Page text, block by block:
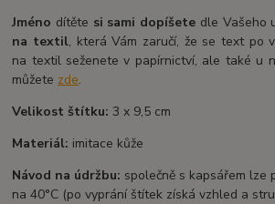
Jméno dítěte si sami dopíšete dle Vašeho
na textil, která Vám zaručí, že se text po
na textil seženete v papírnictví, ale také u
můžete zde.
Velikost štítku:3 x 9,5 cm
Materiál: imitace kůže
Návod na údržbu: společně s kapsářem lze
na 40°C (po vyprání štítek získá vzhled a